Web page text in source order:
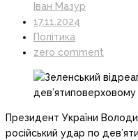
Іван Мазур
17.11.2024
Політика
zero comment
Президент України
російський удар по